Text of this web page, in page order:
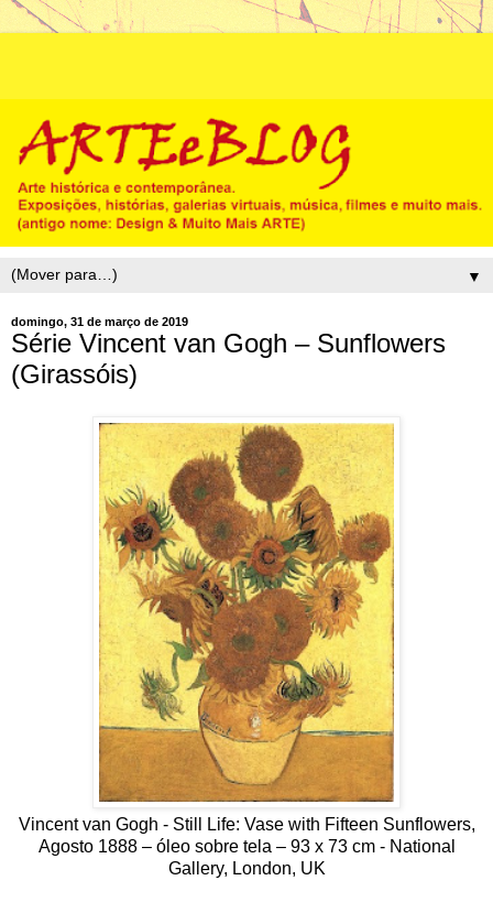
▼
domingo, 31 de março de 2019
Série Vincent van Gogh – Sunflowers
(Girassóis)
Vincent van Gogh - Still Life: Vase with Fifteen Sunflowers,
Agosto 1888 – óleo sobre tela – 93 x 73 cm - National
Gallery, London, UK